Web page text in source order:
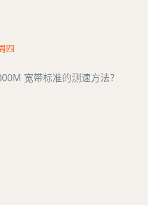
四
宽带标准的测速方法？